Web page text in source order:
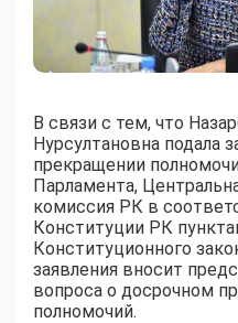
В связи с тем, что
Нурсултановна подала
прекращении
Парламента,
комиссия РК в
Конституции РК
Конституционного
заявления вносит
вопроса о досрочном
полномочий.